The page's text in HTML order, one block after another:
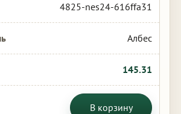
4825-nes24-616ffa31
Албес
145.31
В корзину